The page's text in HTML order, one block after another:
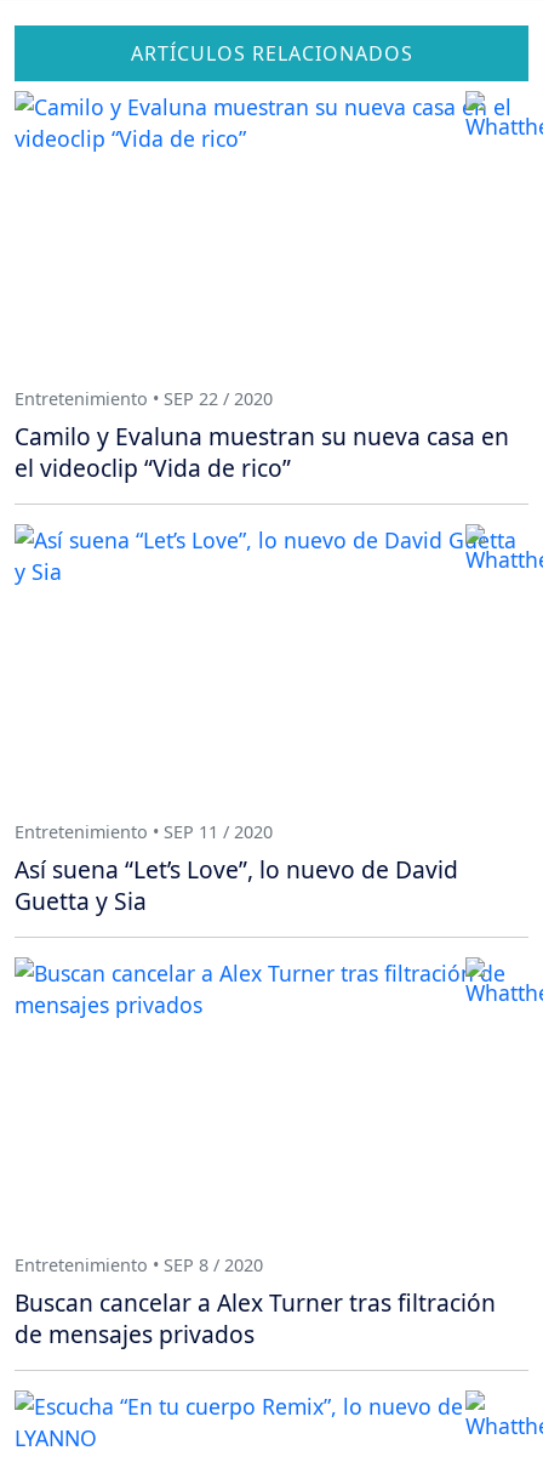
ARTÍCULOS RELACIONADOS
Entretenimiento • SEP 22 / 2020
Camilo y Evaluna muestran su nueva casa en
el videoclip “Vida de rico”
Entretenimiento • SEP 11 / 2020
Así suena “Let’s Love”, lo nuevo de David
Guetta y Sia
Entretenimiento • SEP 8 / 2020
Buscan cancelar a Alex Turner tras filtración
de mensajes privados